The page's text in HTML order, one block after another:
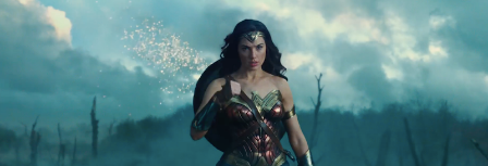
Cultura
Economia
Sport
Europa
Altrecose
Mondiali calcio 2026